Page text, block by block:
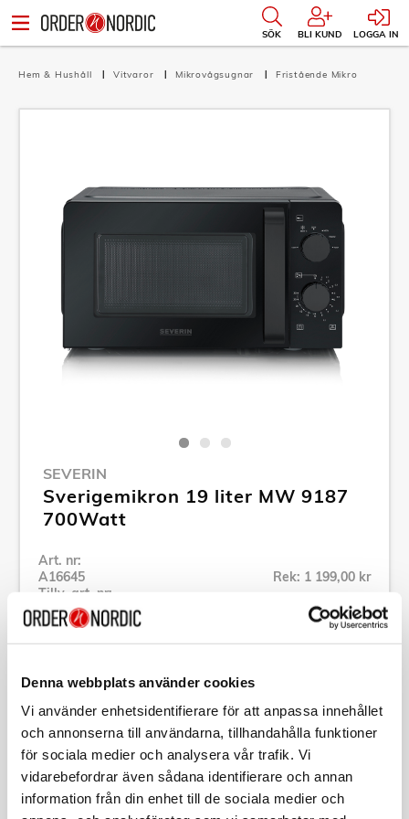
Denna webbplats använder cookies
Vi använder enhetsidentifierare för att anpassa innehållet
och annonserna till användarna, tillhandahålla funktioner
för sociala medier och analysera vår trafik. Vi
vidarebefordrar även sådana identifierare och annan
information från din enhet till de sociala medier och
SÖK BLI KUND LOGGA IN
Hem & Hushåll Vitvaror Mikrovågsugnar Fristående Mikro
SEVERIN
Sverigemikron 19 liter MW 9187
700Watt
Art. nr:
A16645
Tillv. art. nr:
MW9187
Rek: 1 199,00 kr
Se alla produkter inom Severin
Specifikation
Beskrivning
A16645